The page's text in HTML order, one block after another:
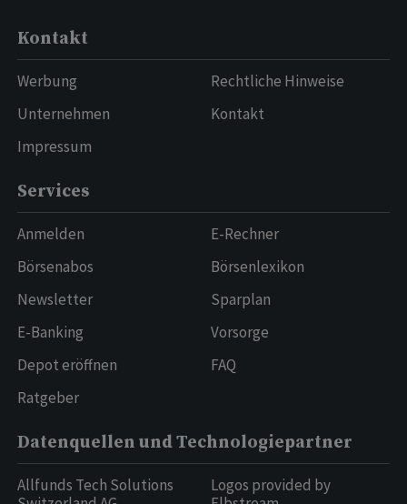
Kontakt
Werbung
Unternehmen
Impressum
Rechtliche Hinweise
Kontakt
Services
Anmelden
Börsenabos
Newsletter
E-Banking
Depot eröffnen
Ratgeber
E-Rechner
Börsenlexikon
Sparplan
Vorsorge
FAQ
Datenquellen und Technologiepartner
Allfunds Tech Solutions
Logos provided by